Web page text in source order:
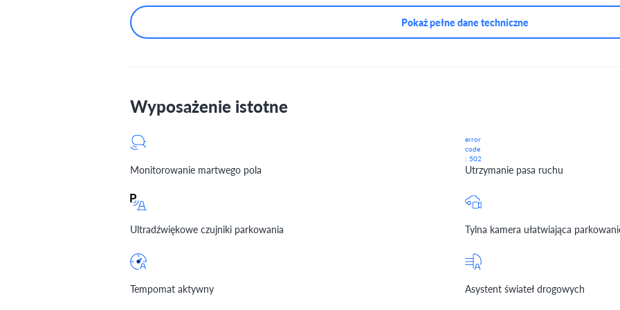
Pokaż pełne dane techniczne
Wyposażenie istotne
Monitorowanie martwego pola
error
code
: 502
Utrzymanie pasa ruchu
Ultradźwiękowe czujniki parkowania Tylna kamera ułatwiająca
Tempomat aktywny Asystent świateł drogowych